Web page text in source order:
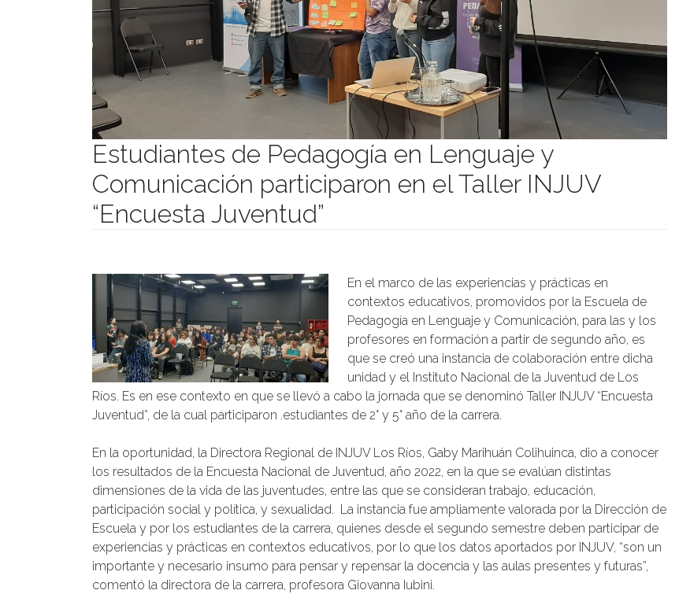
Estudiantes de Pedagogía en Lenguaje y
Comunicación participaron en el Taller INJUV
“Encuesta Juventud”
En el marco de las experiencias y prácticas en
contextos educativos, promovidos por la Escuela de
Pedagogía en Lenguaje y Comunicación, para las y los
profesores en formación a partir de segundo año, es
que se creó una instancia de colaboración entre dicha
unidad y el Instituto Nacional de la Juventud de Los
Ríos. Es en ese contexto en que se llevó a cabo la jornada que se denominó Taller INJUV “Encuesta
Juventud”, de la cual participaron .estudiantes de 2° y 5° año de la carrera.
En la oportunidad, la Directora Regional de INJUV Los Ríos, Gaby Marihuán Colihuinca, dio a conocer
los resultados de la Encuesta Nacional de Juventud, año 2022, en la que se evalúan distintas
dimensiones de la vida de las juventudes, entre las que se consideran trabajo, educación,
participación social y política, y sexualidad. La instancia fue ampliamente valorada por la Dirección de
Escuela y por los estudiantes de la carrera, quienes desde el segundo semestre deben participar de
experiencias y prácticas en contextos educativos, por lo que los datos aportados por INJUV, “son un
importante y necesario insumo para pensar y repensar la docencia y las aulas presentes y futuras”,
comentó la directora de la carrera, profesora Giovanna Iubini.